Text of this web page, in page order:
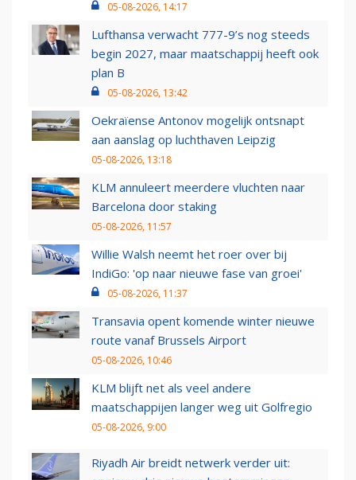
05-08-2026, 14:17
Lufthansa verwacht 777-9’s nog steeds
begin 2027, maar maatschappij heeft ook
plan B
05-08-2026, 13:42
Oekraïense Antonov mogelijk ontsnapt
aan aanslag op luchthaven Leipzig
05-08-2026, 13:18
KLM annuleert meerdere vluchten naar
Barcelona door staking
05-08-2026, 11:57
Willie Walsh neemt het roer over bij
IndiGo: 'op naar nieuwe fase van groei'
05-08-2026, 11:37
Transavia opent komende winter nieuwe
route vanaf Brussels Airport
05-08-2026, 10:46
KLM blijft net als veel andere
maatschappijen langer weg uit Golfregio
05-08-2026, 9:00
Riyadh Air breidt netwerk verder uit: